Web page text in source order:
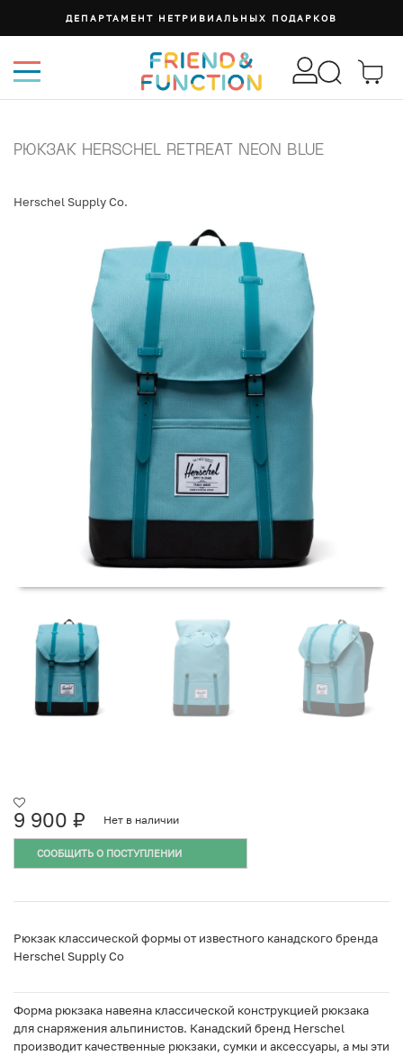
ДЕПАРТАМЕНТ НЕТРИВИАЛЬНЫХ ПОДАРКОВ
РЮКЗАК HERSCHEL RETREAT NEON BLUE
Herschel Supply Co.
9 900 ₽ Нет в наличии
СООБЩИТЬ О ПОСТУПЛЕНИИ
Рюкзак классической формы от известного канадского бренда
Herschel Supply Co
Форма рюкзака навеяна классической конструкцией рюкзака
для снаряжения альпинистов. Канадский бренд Herschel
производит качественные рюкзаки, сумки и аксессуары, а мы эти